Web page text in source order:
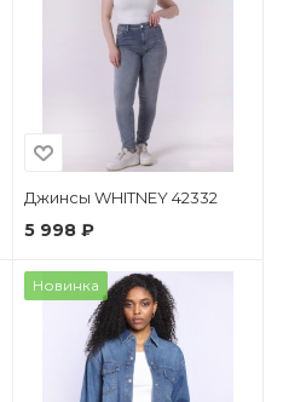
Джинсы WHITNEY 42332
5 998 ₽
Новинка